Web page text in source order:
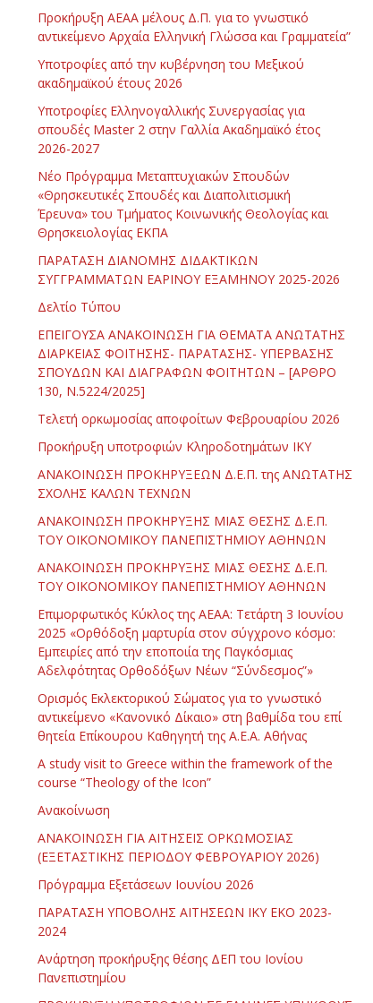
Προκήρυξη ΑΕΑΑ μέλους Δ.Π. για το γνωστικό
αντικείμενο Αρχαία Ελληνική Γλώσσα και Γραμματεία”
Υποτροφίες από την κυβέρνηση του Μεξικού
ακαδημαϊκού έτους 2026
Υποτροφίες Ελληνογαλλικής Συνεργασίας για
σπουδές Master 2 στην Γαλλία Ακαδημαϊκό έτος
2026-2027
Νέο Πρόγραμμα Μεταπτυχιακών Σπουδών
«Θρησκευτικές Σπουδές και Διαπολιτισμική
Έρευνα» του Τμήματος Κοινωνικής Θεολογίας και
Θρησκειολογίας ΕΚΠΑ
ΠΑΡΑΤΑΣΗ ΔΙΑΝΟΜΗΣ ΔΙΔΑΚΤΙΚΩΝ
ΣΥΓΓΡΑΜΜΑΤΩΝ ΕΑΡΙΝΟΥ ΕΞΑΜΗΝΟΥ 2025-2026
Δελτίο Τύπου
ΕΠΕΙΓΟΥΣΑ ΑΝΑΚΟΙΝΩΣΗ ΓΙΑ ΘΕΜΑΤΑ ΑΝΩΤΑΤΗΣ
ΔΙΑΡΚΕΙΑΣ ΦΟΙΤΗΣΗΣ- ΠΑΡΑΤΑΣΗΣ- ΥΠΕΡΒΑΣΗΣ
ΣΠΟΥΔΩΝ ΚΑΙ ΔΙΑΓΡΑΦΩΝ ΦΟΙΤΗΤΩΝ – [ΑΡΘΡΟ
130, Ν.5224/2025]
Τελετή ορκωμοσίας αποφοίτων Φεβρουαρίου 2026
Προκήρυξη υποτροφιών Κληροδοτημάτων ΙΚΥ
ΑΝΑΚΟΙΝΩΣΗ ΠΡΟΚΗΡΥΞΕΩΝ Δ.Ε.Π. της ΑΝΩΤΑΤΗΣ
ΣΧΟΛΗΣ ΚΑΛΩΝ ΤΕΧΝΩΝ
ΑΝΑΚΟΙΝΩΣΗ ΠΡΟΚΗΡΥΞΗΣ ΜΙΑΣ ΘΕΣΗΣ Δ.Ε.Π.
ΤΟΥ ΟΙΚΟΝΟΜΙΚΟΥ ΠΑΝΕΠΙΣΤΗΜΙΟΥ ΑΘΗΝΩΝ
ΑΝΑΚΟΙΝΩΣΗ ΠΡΟΚΗΡΥΞΗΣ ΜΙΑΣ ΘΕΣΗΣ Δ.Ε.Π.
ΤΟΥ ΟΙΚΟΝΟΜΙΚΟΥ ΠΑΝΕΠΙΣΤΗΜΙΟΥ ΑΘΗΝΩΝ
Επιμορφωτικός Κύκλος της ΑΕΑΑ: Τετάρτη 3 Ιουνίου
2025 «Ορθόδοξη μαρτυρία στον σύγχρονο κόσμο:
Εμπειρίες από την εποποιία της Παγκόσμιας
Αδελφότητας Ορθοδόξων Νέων “Σύνδεσμος”»
Ορισμός Εκλεκτορικού Σώματος για το γνωστικό
αντικείμενο «Κανονικό Δίκαιο» στη βαθμίδα του επί
θητεία Επίκουρου Καθηγητή της Α.Ε.Α. Αθήνας
Α study visit to Greece within the framework of the
course “Theology of the Icon”
Ανακοίνωση
ΑΝΑΚΟΙΝΩΣΗ ΓΙΑ ΑΙΤΗΣΕΙΣ ΟΡΚΩΜΟΣΙΑΣ
(ΕΞΕΤΑΣΤΙΚΗΣ ΠΕΡΙΟΔΟΥ ΦΕΒΡΟΥΑΡΙΟΥ 2026)
Πρόγραμμα Εξετάσεων Ιουνίου 2026
ΠΑΡΑΤΑΣΗ ΥΠΟΒΟΛΗΣ ΑΙΤΗΣΕΩΝ ΙΚΥ ΕΚΟ 2023-
2024
Ανάρτηση προκήρυξης θέσης ΔΕΠ του Ιονίου
Πανεπιστημίου